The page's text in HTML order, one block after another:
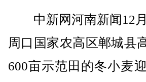
中新网河南新闻12月
周口国家农高区郸城县
600亩示范田的冬小麦